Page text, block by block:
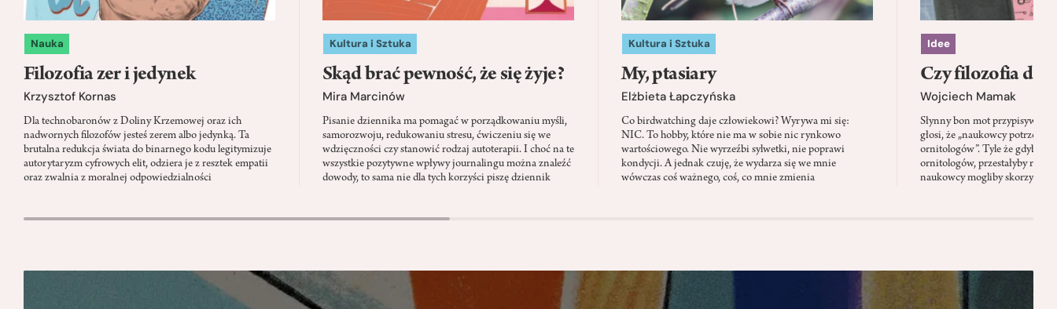
Nauka
Filozofia zer i jedynek
Krzysztof Kornas
Dla technobaronów z Doliny Krzemowej oraz ich
nadwornych filozofów jesteś zerem albo jedynką. Ta
brutalna redukcja świata do binarnego kodu legitymizuje
autorytaryzm cyfrowych elit, odziera je z resztek empatii
oraz zwalnia z moralnej odpowiedzialności
Kultura i Sztuka
Skąd brać pewność, że się żyje?
Mira Marcinów
Pisanie dziennika ma pomagać w porządkowaniu myśli,
samorozwoju, redukowaniu stresu, ćwiczeniu się we
wdzięczności czy stanowić rodzaj autoterapii. I choć na te
wszystkie pozytywne wpływy journalingu można znaleźć
dowody, to sama nie dla tych korzyści piszę dziennik
Kultura i Sztuka
My, ptasiary
Elżbieta Łapczyńska
Co birdwatching daje człowiekowi? Wyrywa mi się:
NIC. To hobby, które nie ma w sobie nic rynkowo
wartościowego. Nie wyrzeźbi sylwetki, nie poprawi
kondycji. A jednak czuję, że wydarza się we mnie
wówczas coś ważnego, coś, co mnie zmienia
Idee
Czy filozofia da
Wojciech Mamak
Słynny bon mot
głosi, że „naukowcy
ornitologów”. Tyle że gdyby
ornitologów, przestałyby
naukowcy mogliby skorzystać